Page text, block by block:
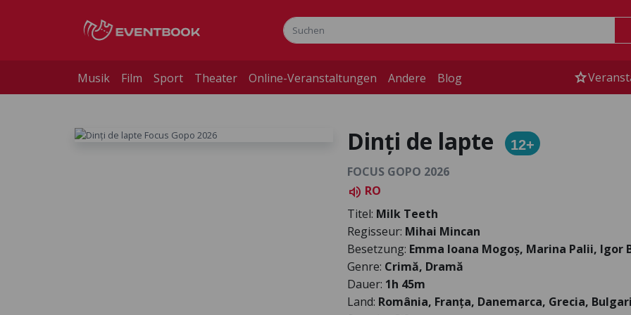
Musik Film Sport Theater Online-Veranstaltungen Andere Blog star
Dinți de lapte
12+
FOCUS GOPO 2026
volume_up RO
Titel: Milk Teeth
Regisseur: Mihai Mincan
Besetzung: Emma Ioana Mogoș, Marina Palii, Igor
Genre: Crimă, Dramă
Dauer: 1h 45m
Land: România, Franța, Danemarca, Grecia,